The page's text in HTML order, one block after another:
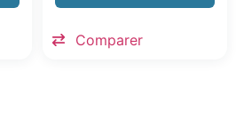
Comparer